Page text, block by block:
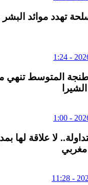
تهدد موائد
طنجة المتوسط تنهي
لا علاقة لها